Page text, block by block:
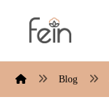
Blog